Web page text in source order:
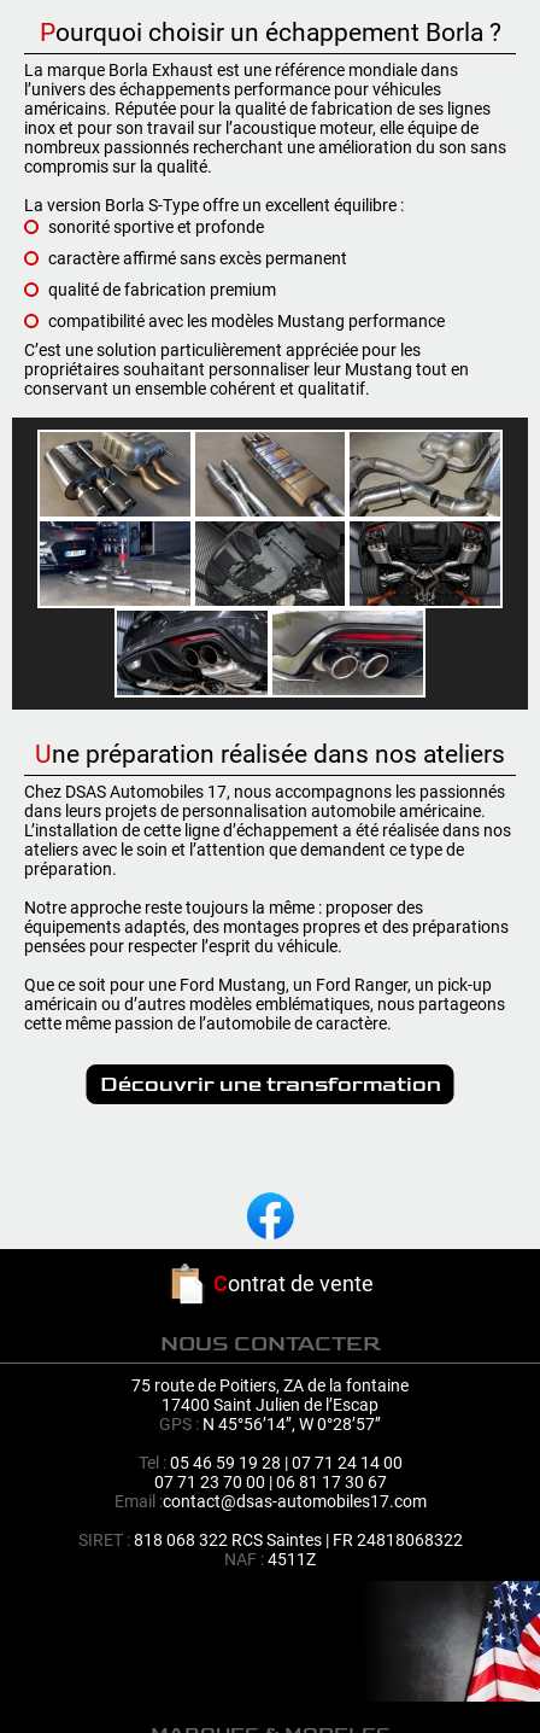
Pourquoi choisir un échappement Borla ?
La marque Borla Exhaust est une référence mondiale dans
l’univers des échappements performance pour véhicules
américains. Réputée pour la qualité de fabrication de ses lignes
inox et pour son travail sur l’acoustique moteur, elle équipe de
nombreux passionnés recherchant une amélioration du son sans
compromis sur la qualité.
La version Borla S-Type offre un excellent équilibre :
sonorité sportive et profonde
caractère affirmé sans excès permanent
qualité de fabrication premium
compatibilité avec les modèles Mustang performance
C’est une solution particulièrement appréciée pour les
propriétaires souhaitant personnaliser leur Mustang tout en
conservant un ensemble cohérent et qualitatif.
Une préparation réalisée dans nos ateliers
Chez DSAS Automobiles 17, nous accompagnons les passionnés
dans leurs projets de personnalisation automobile américaine.
L’installation de cette ligne d’échappement a été réalisée dans nos
ateliers avec le soin et l’attention que demandent ce type de
préparation.
Notre approche reste toujours la même : proposer des
équipements adaptés, des montages propres et des préparations
pensées pour respecter l’esprit du véhicule.
Que ce soit pour une Ford Mustang, un Ford Ranger, un pick-up
américain ou d’autres modèles emblématiques, nous partageons
cette même passion de l’automobile de caractère.
Découvrir une transformation
Contrat de vente
NOUS CONTACTER
75 route de Poitiers, ZA de la fontaine
17400 Saint Julien de l’Escap
GPS : N 45°56’14’’, W 0°28’57’’
Tel :05 46 59 19 28 | 07 71 24 14 00
07 71 23 70 00 | 06 81 17 30 67
Email :contact@dsas-automobiles17.com
SIRET :818 068 322 RCS Saintes | FR 24818068322
NAF :4511Z